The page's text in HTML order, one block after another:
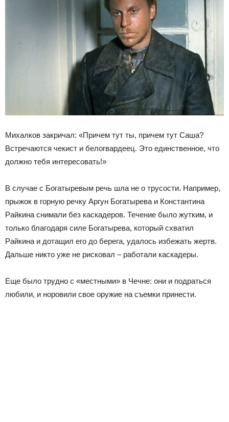
Михалков закричал: «Причем тут ты, причем тут Саша?
Встречаются чекист и белогвардеец. Это единственное, что
должно тебя интересовать!»
В случае с Богатыревым речь шла не о трусости. Например,
прыжок в горную речку Аргун Богатырева и Константина
Райкина снимали без каскадеров. Течение было жутким, и
только благодаря силе Богатырева, который схватил
Райкина и дотащил его до берега, удалось избежать жертв.
Дальше никто уже не рисковал – работали каскадеры.
Еще было трудно с «местными» в Чечне: они и подраться
любили, и норовили свое оружие на съемки принести.